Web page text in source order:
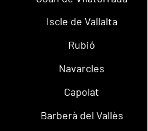
Iscle de Vallalta
Rubió
Navarcles
Capolat
Barberà del Vallès